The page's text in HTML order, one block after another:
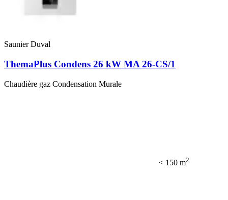
Saunier Duval
ThemaPlus Condens 26 kW MA 26-CS/1
Chaudière gaz Condensation Murale
< 150 m2